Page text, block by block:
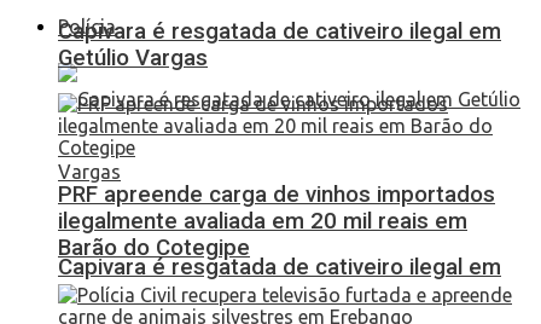
Polícia
Capivara é resgatada de cativeiro ilegal em
Capivara é resgatada de cativeiro ilegal em
Getúlio Vargas
PRF apreende carga de vinhos importados
ilegalmente avaliada em 20 mil reais em
Barão do Cotegipe